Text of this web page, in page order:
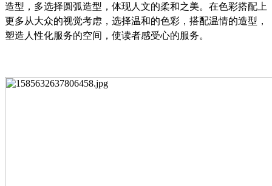
造型，多选择圆弧造型，体现人文的柔和之美。在色彩搭配上
更多从大众的视觉考虑，选择温和的色彩，搭配温情的造型，
塑造人性化服务的空间，使读者感受心的服务。